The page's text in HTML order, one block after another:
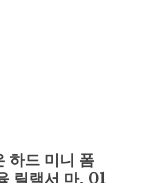
하드 미니 폼
릴랙서 마, 01